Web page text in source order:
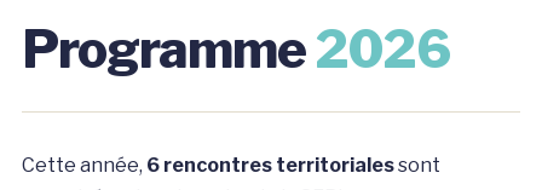
Programme2026
Cette année, 6 rencontres territorialessont